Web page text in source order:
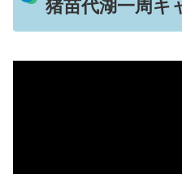
猪苗代湖一周